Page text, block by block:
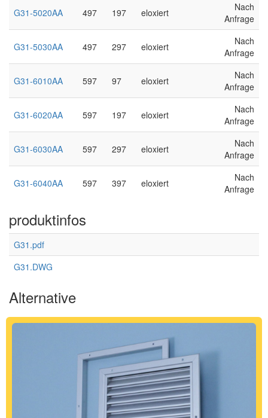
G31-5020AA 497 197 eloxiert
Nach
Anfrage
G31-5030AA 497 297 eloxiert
Nach
Anfrage
G31-6010AA 597 97 eloxiert
Nach
Anfrage
G31-6020AA 597 197 eloxiert
Nach
Anfrage
G31-6030AA 597 297 eloxiert
Nach
Anfrage
G31-6040AA 597 397 eloxiert
Nach
Anfrage
produktinfos
G31.pdf
G31.DWG
Alternative